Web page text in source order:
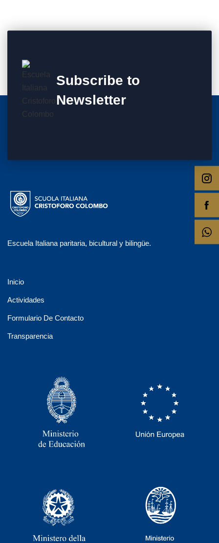
Subscribe to
Newsletter
Escuela Italiana paritaria, bicultural y bilingüe.
Inicio
Actividades
Formulario De Contacto
Transparencia